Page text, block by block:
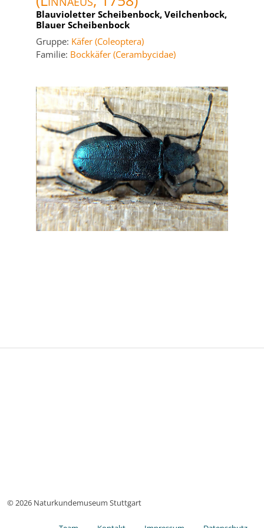
Blauvioletter Scheibenbock, Veilchenbock,
Blauer Scheibenbock
Gruppe: Käfer (Coleoptera)
Familie: Bockkäfer (Cerambycidae)
© 2026 Naturkundemuseum Stuttgart